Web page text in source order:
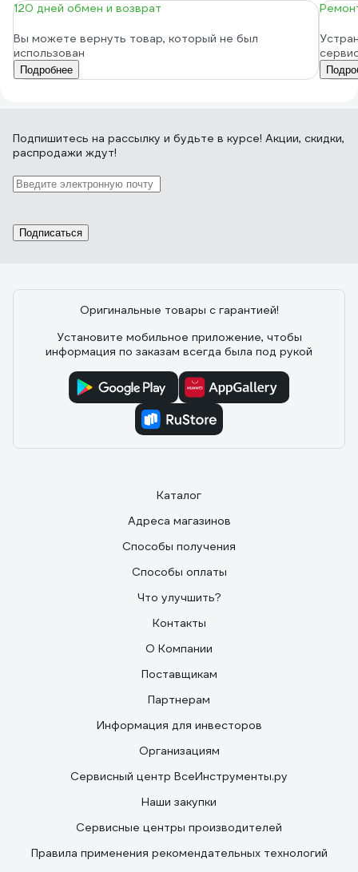
120 дней обмен и возврат
Вы можете вернуть товар, который не был
использован
Подробнее
Подпишитесь на рассылку и будьте в курсе! Акции, скидки,
распродажи ждут!
Подписаться
Оригинальные товары с гарантией!
Установите мобильное приложение, чтобы
информация по заказам всегда была под рукой
Каталог
Адреса магазинов
Способы получения
Способы оплаты
Что улучшить?
Контакты
О Компании
Поставщикам
Партнерам
Информация для инвесторов
Организациям
Сервисный центр ВсеИнструменты.ру
Наши закупки
Сервисные центры производителей
Правила применения рекомендательных технологий